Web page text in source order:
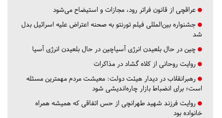
عراقچی از قانون فراتر رود، مجازات و استیضاح می‌شود
جشنواره بین‌المللی فیلم تورنتو به صحنه اعتراض علیه اسرائیل بدل
شد
چین در حال بلعیدن انرژی آسیاچین در حال بلعیدن انرژی آسیا
روایت روحانی از کلاه گشاد در مذاکرات
رهبرانقلاب در دیدار هیئت دولت: معیشت مردم مهمترین مسئله
است؛ برای انضباط بازار چاره‌اندیشی شود
روایت فرزند شهید طهرانچی از حس اتفاقی که همیشه همراه
خانواده بود